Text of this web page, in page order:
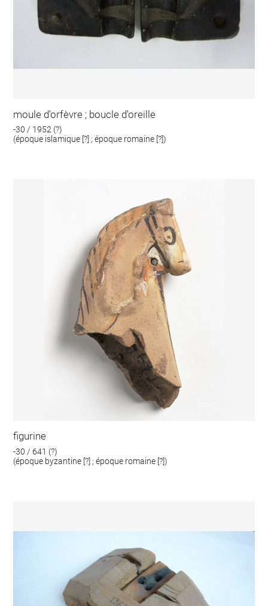
moule d'orfèvre ; boucle d'oreille
-30 / 1952 (?)
(époque islamique [?] ; époque romaine [?])
figurine
-30 / 641 (?)
(époque byzantine [?] ; époque romaine [?])